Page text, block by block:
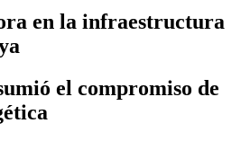
en la infraestructura
el compromiso de